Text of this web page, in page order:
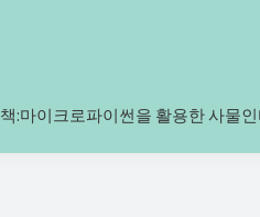
책:마이크로파이썬을 활용한 사물